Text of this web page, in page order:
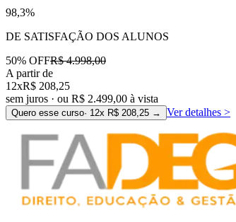
98,3%
DE SATISFAÇÃO DOS ALUNOS
50% OFFR$ 4.998,00
A partir de
12xR$ 208,25
sem juros · ou R$ 2.499,00 à vista
Quero esse curso· 12x R$ 208,25 → Ver detalhes >